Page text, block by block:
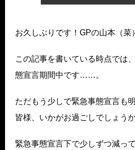
お久しぶりです！GPの山本（菜
この記事を書いている時点では
態宣言期間中です……。
ただもう少しで緊急事態宣言も
皆様、いかがお過ごしでしょう
緊急事態宣言下で少しずつ減っ